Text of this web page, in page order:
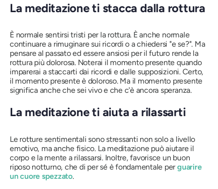
La meditazione ti stacca dalla rottura
È normale sentirsi tristi per la rottura. È anche normale
continuare a rimuginare sui ricordi o a chiedersi "e se?". Ma
pensare al passato ed essere ansiosi per il futuro rende la
rottura più dolorosa. Noterai il momento presente quando
imparerai a staccarti dai ricordi e dalle supposizioni. Certo,
il momento presente è doloroso. Ma il momento presente
significa anche che sei vivo e che c'è ancora speranza.
La meditazione ti aiuta a rilassarti
Le rotture sentimentali sono stressanti non solo a livello
emotivo, ma anche fisico. La meditazione può aiutare il
corpo e la mente a rilassarsi. Inoltre, favorisce un buon
riposo notturno, che di per sé è fondamentale perguarire
un cuore spezzato.